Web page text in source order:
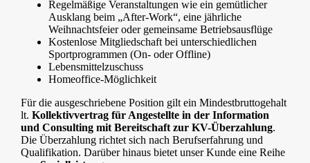
Regelmäßige Veranstaltungen wie ein gemütlicher
Ausklang beim „After-Work“, eine jährliche
Weihnachtsfeier oder gemeinsame Betriebsausflüge
Kostenlose Mitgliedschaft bei unterschiedlichen
Sportprogrammen (On- oder Offline)
Lebensmittelzuschuss
Homeoffice-Möglichkeit
Für die ausgeschriebene Position gilt ein Mindestbruttogehalt
lt. Kollektivvertrag für Angestellte in der Information
und Consulting mit Bereitschaft zur KV-Überzahlung.
Die Überzahlung richtet sich nach Berufserfahrung und
Qualifikation. Darüber hinaus bietet unser Kunde eine Reihe